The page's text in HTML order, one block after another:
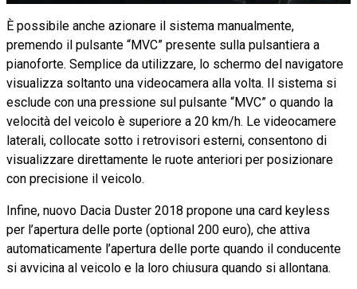
È possibile anche azionare il sistema manualmente,
premendo il pulsante “MVC” presente sulla pulsantiera a
pianoforte. Semplice da utilizzare, lo schermo del navigatore
visualizza soltanto una videocamera alla volta. Il sistema si
esclude con una pressione sul pulsante “MVC” o quando la
velocità del veicolo è superiore a 20 km/h. Le videocamere
laterali, collocate sotto i retrovisori esterni, consentono di
visualizzare direttamente le ruote anteriori per posizionare
con precisione il veicolo.
Infine, nuovo Dacia Duster 2018 propone una card keyless
per l’apertura delle porte (optional 200 euro), che attiva
automaticamente l’apertura delle porte quando il conducente
si avvicina al veicolo e la loro chiusura quando si allontana.